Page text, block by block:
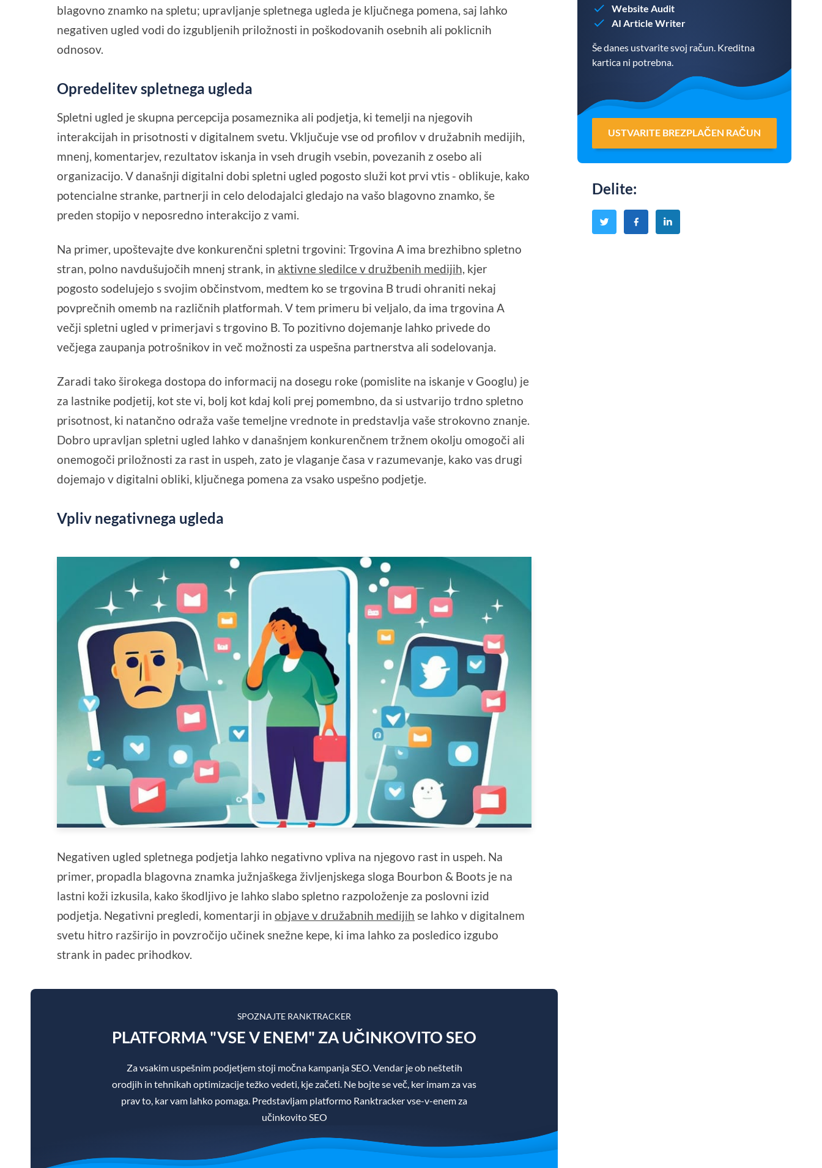
blagovno znamko na spletu; upravljanje spletnega ugleda je ključnega pomena, saj lahko
negativen ugled vodi do izgubljenih priložnosti in poškodovanih osebnih ali poklicnih
odnosov.
Opredelitev spletnega ugleda
Spletni ugled je skupna percepcija posameznika ali podjetja, ki temelji na njegovih
interakcijah in prisotnosti v digitalnem svetu. Vključuje vse od profilov v družabnih medijih,
mnenj, komentarjev, rezultatov iskanja in vseh drugih vsebin, povezanih z osebo ali
organizacijo. V današnji digitalni dobi spletni ugled pogosto služi kot prvi vtis - oblikuje, kako
potencialne stranke, partnerji in celo delodajalci gledajo na vašo blagovno znamko, še
preden stopijo v neposredno interakcijo z vami.
Na primer, upoštevajte dve konkurenčni spletni trgovini: Trgovina A ima brezhibno spletno
stran, polno navdušujočih mnenj strank, in aktivne sledilce v družbenih medijih, kjer
pogosto sodelujejo s svojim občinstvom, medtem ko se trgovina B trudi ohraniti nekaj
povprečnih omemb na različnih platformah. V tem primeru bi veljalo, da ima trgovina A
večji spletni ugled v primerjavi s trgovino B. To pozitivno dojemanje lahko privede do
večjega zaupanja potrošnikov in več možnosti za uspešna partnerstva ali sodelovanja.
Zaradi tako širokega dostopa do informacij na dosegu roke (pomislite na iskanje v Googlu) je
za lastnike podjetij, kot ste vi, bolj kot kdaj koli prej pomembno, da si ustvarijo trdno spletno
prisotnost, ki natančno odraža vaše temeljne vrednote in predstavlja vaše strokovno znanje.
Dobro upravljan spletni ugled lahko v današnjem konkurenčnem tržnem okolju omogoči ali
onemogoči priložnosti za rast in uspeh, zato je vlaganje časa v razumevanje, kako vas drugi
dojemajo v digitalni obliki, ključnega pomena za vsako uspešno podjetje.
Vpliv negativnega ugleda
Negativen ugled spletnega podjetja lahko negativno vpliva na njegovo rast in uspeh. Na
primer, propadla blagovna znamka južnjaškega življenjskega sloga Bourbon & Boots je na
lastni koži izkusila, kako škodljivo je lahko slabo spletno razpoloženje za poslovni izid
podjetja. Negativni pregledi, komentarji inobjave v družabnih medijih se lahko v digitalnem
svetu hitro razširijo in povzročijo učinek snežne kepe, ki ima lahko za posledico izgubo
strank in padec prihodkov.
SPOZNAJTE RANKTRACKER
PLATFORMA "VSE V ENEM" ZA UČINKOVITO SEO
Za vsakim uspešnim podjetjem stoji močna kampanja SEO. Vendar je ob neštetih
orodjih in tehnikah optimizacije težko vedeti, kje začeti. Ne bojte se več, ker imam za vas
prav to, kar vam lahko pomaga. Predstavljam platformo Ranktracker vse-v-enem za
učinkovito SEO
Website Audit
AI Article Writer
Še danes ustvarite svoj račun. Kreditna
kartica ni potrebna.
USTVARITE BREZPLAČEN RAČUN
Delite: